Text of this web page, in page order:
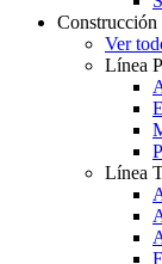
Construcción
Ver
Línea
Línea